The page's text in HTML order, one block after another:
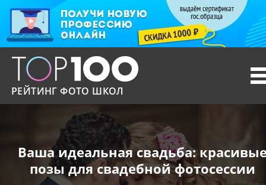
РЕЙТИНГ ФОТО ШКОЛ
Ваша идеальная свадьба:
позы для свадебной фотосессии